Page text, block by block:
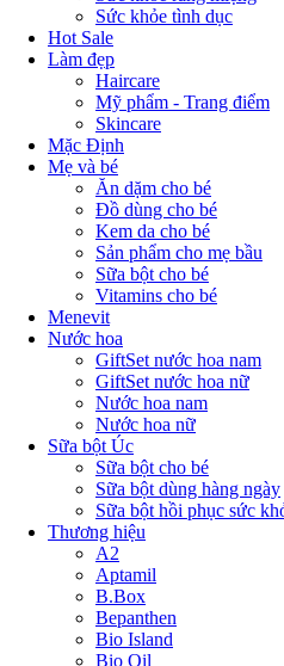
Sức khỏe tình dục
Hot Sale
Làm đẹp
Haircare
Mỹ phẩm - Trang điểm
Skincare
Mặc Định
Mẹ và bé
Ăn dặm cho bé
Đồ dùng cho bé
Kem da cho bé
Sản phẩm cho mẹ bầu
Sữa bột cho bé
Vitamins cho bé
Menevit
Nước hoa
GiftSet nước hoa nam
GiftSet nước hoa nữ
Nước hoa nam
Nước hoa nữ
Sữa bột Úc
Sữa bột cho bé
Sữa bột dùng hàng ngày
Sữa bột hồi phục sức
Thương hiệu
A2
Aptamil
B.Box
Bepanthen
Bio Island
Bio Oil